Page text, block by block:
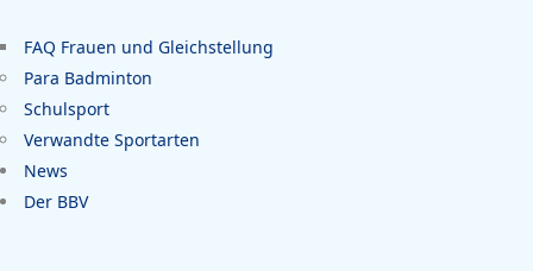
FAQ Frauen und Gleichstellung
Para Badminton
Schulsport
Verwandte Sportarten
News
Der BBV